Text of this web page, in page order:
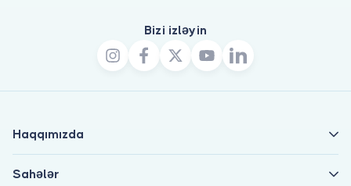
Bizi izləyin
Haqqımızda
Sahələr